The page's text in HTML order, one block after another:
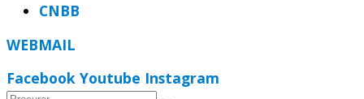
CNBB
WEBMAIL
Facebook Youtube Instagram